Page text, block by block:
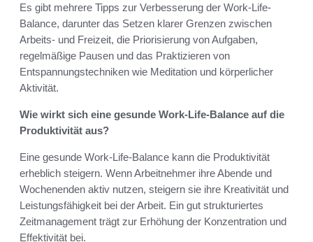
Es gibt mehrere Tipps zur Verbesserung der Work-Life-
Balance, darunter das Setzen klarer Grenzen zwischen
Arbeits- und Freizeit, die Priorisierung von Aufgaben,
regelmäßige Pausen und das Praktizieren von
Entspannungstechniken wie Meditation und körperlicher
Aktivität.
Wie wirkt sich eine gesunde Work-Life-Balance auf die
Produktivität aus?
Eine gesunde Work-Life-Balance kann die Produktivität
erheblich steigern. Wenn Arbeitnehmer ihre Abende und
Wochenenden aktiv nutzen, steigern sie ihre Kreativität und
Leistungsfähigkeit bei der Arbeit. Ein gut strukturiertes
Zeitmanagement trägt zur Erhöhung der Konzentration und
Effektivität bei.